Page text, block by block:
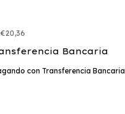
€20,36
Bancaria
con Transferencia Bancaria